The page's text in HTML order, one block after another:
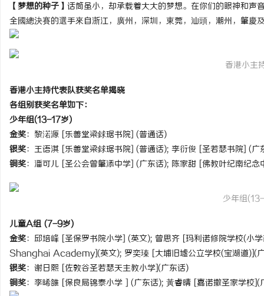
【梦想的种子】 话筒虽小，却承载着大大的梦想。在你们的眼神和声
全國總決賽的選手來自浙江，廣州，深圳，東莞，汕頭，潮州，肇慶
香港小主
香港小主持代表队获奖名单揭晓
各组别获奖名单如下：
少年组(13-17岁)
金奖：黎渃源 [乐善堂梁銶琚书院] (普通话)
银奖：王语淇 [乐善堂梁銶琚书院] (普通话); 李衍俊 [圣若瑟书院] (
铜奖：潘可儿 [圣公会曾肇添中学] (广东话); 陈家甜 [佛教叶纪南纪念
少年组
儿童A组 (7-9岁)
金奖：邱培峰 [圣保罗书院小学] (英文); 曾思齐 [玛利诺修院学校(
Shanghai Academy](英文); 罗奕瑧 [大埔旧墟公立学校(宝湖道)](
银奖：谢日熙 [佐敦谷圣若瑟天主教小学](广东话)
铜奖：李晞雒 [保良局锦泰小学 ] (广东话); 黃睿晴 [嘉诺撒圣家学校](